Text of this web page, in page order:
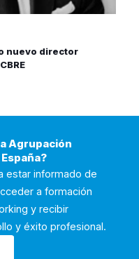
nuevo director
Agrupación
estar informado de
a formación
y recibir
y éxito profesional.